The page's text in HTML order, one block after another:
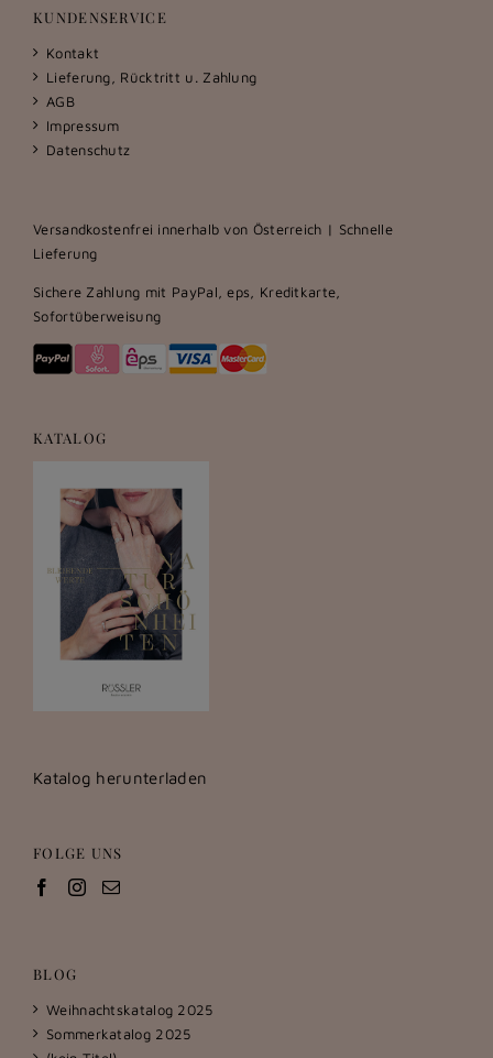
KUNDENSERVICE
Kontakt
Lieferung, Rücktritt u. Zahlung
AGB
Impressum
Datenschutz
Versandkostenfrei innerhalb von Österreich | Schnelle
Lieferung
Sichere Zahlung mit PayPal, eps, Kreditkarte,
Sofortüberweisung
KATALOG
Katalog herunterladen
FOLGE UNS
BLOG
Weihnachtskatalog 2025
Sommerkatalog 2025